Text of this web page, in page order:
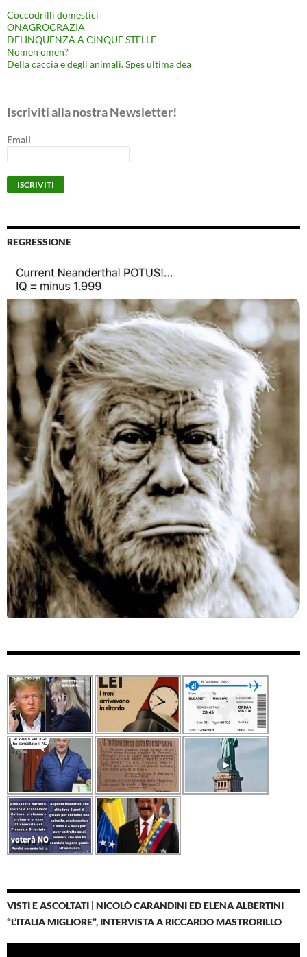
Coccodrilli domestici
ONAGROCRAZIA
DELINQUENZA A CINQUE STELLE
Nomen omen?
Della caccia e degli animali. Spes ultima dea
Iscriviti alla nostra Newsletter!
Email
REGRESSIONE
VISTI E ASCOLTATI | NICOLÒ CARANDINI ED ELENA ALBERTINI
“L’ITALIA MIGLIORE”, INTERVISTA A RICCARDO MASTRORILLO